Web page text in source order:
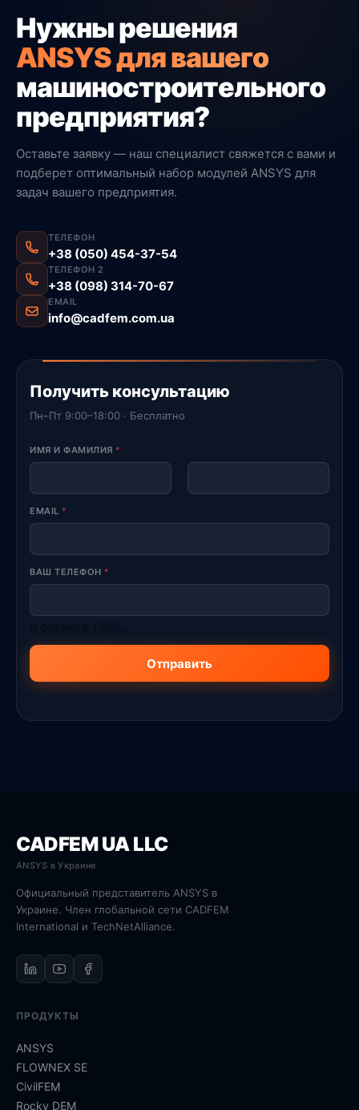
Нужны решения
ANSYS для вашего
машиностроительного
предприятия?
Оставьте заявку — наш специалист свяжется с вами и
подберет оптимальный набор модулей ANSYS для
задач вашего предприятия.
ТЕЛЕФОН
+38 (050) 454-37-54
ТЕЛЕФОН 2
+38 (098) 314-70-67
EMAIL
info@cadfem.com.ua
Получить консультацию
Пн–Пт 9:00–18:00 · Бесплатно
ИМЯ И ФАМИЛИЯ *
EMAIL *
ВАШ ТЕЛЕФОН *
Отправить
CADFEM UA LLC
ANSYS в Украине
Официальный представитель ANSYS в
Украине. Член глобальной сети CADFEM
International и TechNetAlliance.
ПРОДУКТЫ
ANSYS
FLOWNEX SE
CivilFEM
Rocky DEM